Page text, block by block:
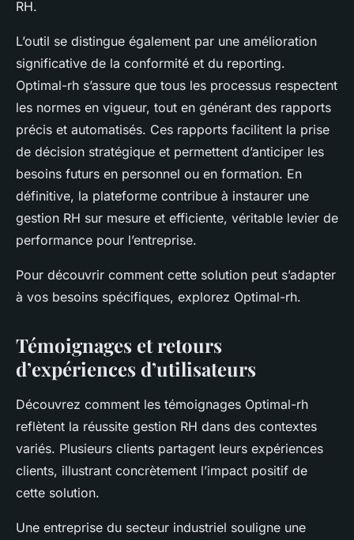
RH.
L’outil se distingue également par une amélioration
significative de la conformité et du reporting.
Optimal-rh s’assure que tous les processus respectent
les normes en vigueur, tout en générant des rapports
précis et automatisés. Ces rapports facilitent la prise
de décision stratégique et permettent d’anticiper les
besoins futurs en personnel ou en formation. En
définitive, la plateforme contribue à instaurer une
gestion RH sur mesure et efficiente, véritable levier de
performance pour l’entreprise.
Pour découvrir comment cette solution peut s’adapter
à vos besoins spécifiques, explorez Optimal-rh.
Témoignages et retours
d’expériences d’utilisateurs
Découvrez comment les témoignages Optimal-rh
reflètent la réussite gestion RH dans des contextes
variés. Plusieurs clients partagent leurs expériences
clients, illustrant concrètement l’impact positif de
cette solution.
Une entreprise du secteur industriel souligne une